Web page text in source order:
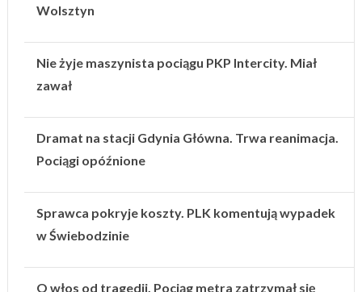
Wolsztyn
Nie żyje maszynista pociągu PKP Intercity. Miał
zawał
Dramat na stacji Gdynia Główna. Trwa reanimacja.
Pociągi opóźnione
Sprawca pokryje koszty. PLK komentują wypadek
w Świebodzinie
O włos od tragedii. Pociąg metra zatrzymał się